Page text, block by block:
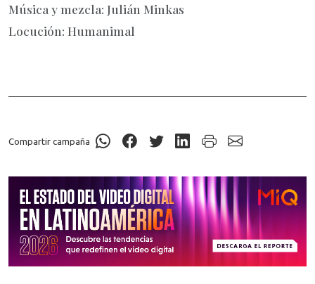
Música y mezcla: Julián Minkas
Locución: Humanimal
Compartir campaña